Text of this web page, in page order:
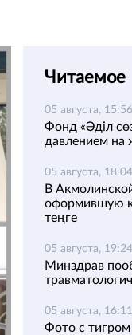
Читаемое
05 августа, 15:56
Фонд «Әділ
давлением на
05 августа, 18:04
В
оформившую
теңге
05 августа, 19:24
Минздрав
05 августа, 16:11
Фото с